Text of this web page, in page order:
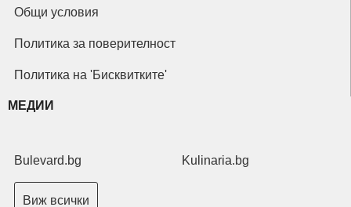
Общи условия
Политика за поверителност
Политика на 'Бисквитките'
МЕДИИ
Bulevard.bg Kulinaria.bg
Виж всички